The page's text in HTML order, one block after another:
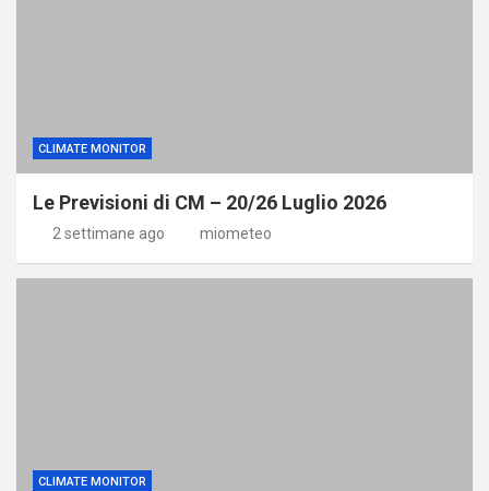
CLIMATE MONITOR
Le Previsioni di CM – 20/26 Luglio 2026
2 settimane ago miometeo
CLIMATE MONITOR